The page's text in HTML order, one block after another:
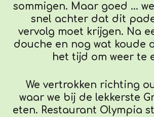
sommigen. Maar goed ...
snel achter dat dit
vervolg moet krijgen. Na
douche en nog wat koude
het tijd om weer te
We vertrokken richting
waar we bij de lekkerste
eten. Restaurant Olympia